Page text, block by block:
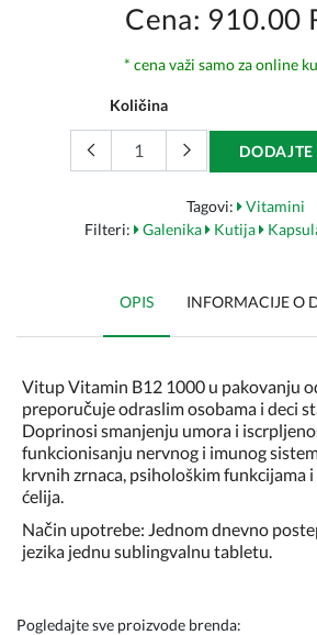
Cena: 910.00
* cena važi samo za online
Količina
Tagovi:
Vitamini
Filteri:
Galenika Kutija
OPIS INFORMACIJE O
Vitup Vitamin B12 1000 u pakovanju
preporučuje odraslim osobama i deci
Doprinosi smanjenju umora i
funkcionisanju nervnog i imunog
krvnih zrnaca, psihološkim funkcijama
ćelija.
Način upotrebe: Jednom dnevno
jezika jednu sublingvalnu tabletu.
Pogledajte sve proizvode brenda: